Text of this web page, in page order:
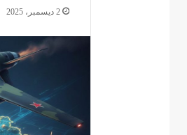
2 ديسمبر، 2025